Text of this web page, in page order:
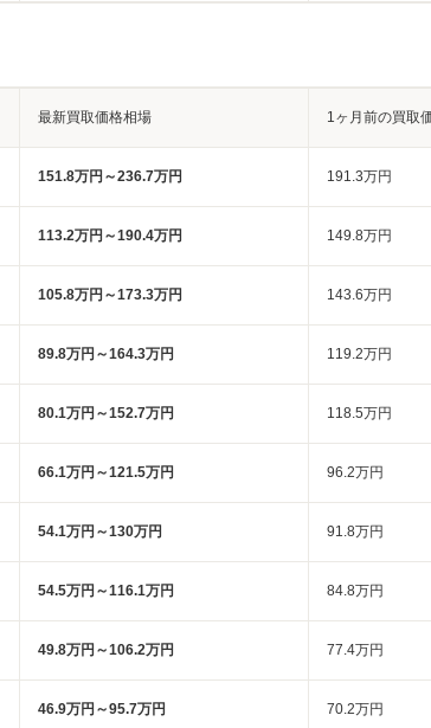
最新買取価格相場 1ヶ月前の買取
151.8万円～236.7万円 191.3万円
113.2万円～190.4万円 149.8万円
105.8万円～173.3万円 143.6万円
89.8万円～164.3万円 119.2万円
80.1万円～152.7万円 118.5万円
66.1万円～121.5万円 96.2万円
54.1万円～130万円 91.8万円
54.5万円～116.1万円 84.8万円
49.8万円～106.2万円 77.4万円
46.9万円～95.7万円 70.2万円